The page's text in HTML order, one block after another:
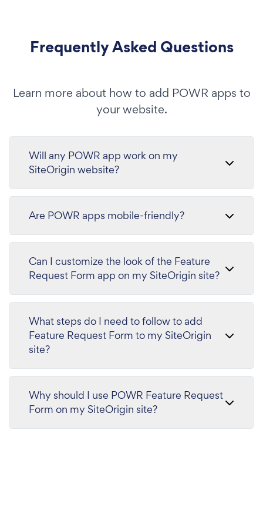
Frequently Asked Questions
Learn more about how to add POWR apps to
your website.
Will any POWR app work on my
SiteOrigin website?
Are POWR apps mobile-friendly?
Can I customize the look of the Feature
Request Form app on my SiteOrigin site?
What steps do I need to follow to add
Feature Request Form to my SiteOrigin
site?
Why should I use POWR Feature Request
Form on my SiteOrigin site?